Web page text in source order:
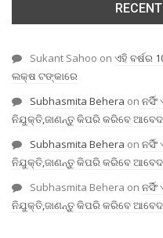
Sukant Sahoo on ଏହି ବର୍ଷର
ଲକ୍ଷ ଟଙ୍କାରେ
Subhasmita Behera on
ନିଯୁକ୍ତି,ଜାଣନ୍ତୁ କିପରି କରିବେ
Subhasmita Behera on
ନିଯୁକ୍ତି,ଜାଣନ୍ତୁ କିପରି କରିବେ
Subhasmita Behera on
ନିଯୁକ୍ତି,ଜାଣନ୍ତୁ କିପରି କରିବେ